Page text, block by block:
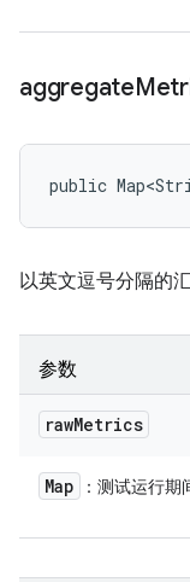
aggregate
public
以英文逗号分隔的汇
参数
rawMetrics
Map ：测试运行期